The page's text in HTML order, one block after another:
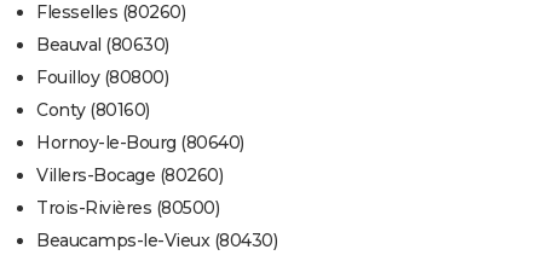
Flesselles (80260)
Beauval (80630)
Fouilloy (80800)
Conty (80160)
Hornoy-le-Bourg (80640)
Villers-Bocage (80260)
Trois-Rivières (80500)
Beaucamps-le-Vieux (80430)